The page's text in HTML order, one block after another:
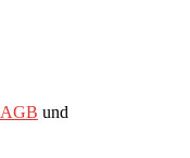
AGB und